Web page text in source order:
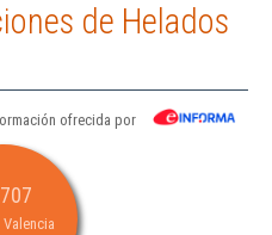
de Helados
ofrecida por
Valencia